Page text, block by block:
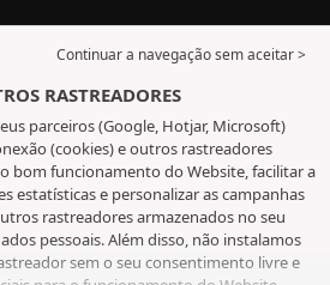
Continuar a navegação sem aceitar >
RASTREADORES
parceiros (Google, Hotjar, Microsoft)
(cookies) e outros rastreadores
bom funcionamento do Website, facilitar a
estatísticas e personalizar as campanhas
rastreadores armazenados no seu
pessoais. Além disso, não instalamos
sem o seu consentimento livre e